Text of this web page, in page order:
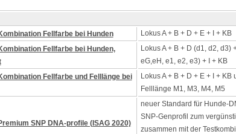
Fellfarbe bei Hunden Lokus A + B + D + E + I + KB
Fellfarbe bei Hunden,
Lokus A + B + D (d1, d2, d3)
eG,eH, e1, e2, e3) + I + KB
Fellfarbe und Felllänge bei
Lokus A + B + D + E + I + KB
Felllänge M1, M3, M4, M5
SNP DNA-profile (ISAG 2020)
neuer Standard für Hunde-
SNP-Genprofil zum
zusammen mit der